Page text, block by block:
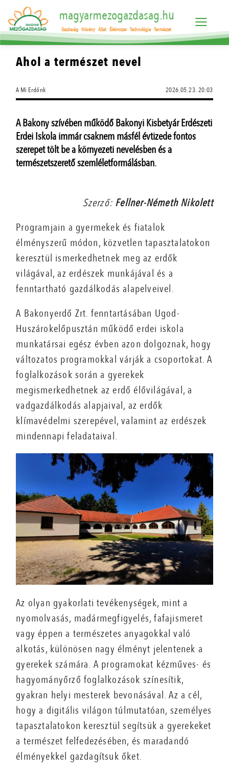
magyarmezogazdasag.hu
Gazdaság Növény Állat Élelmiszer Technológia Természet
Ahol a természet nevel
A Mi Erdőnk 2026.05.23. 20:03
A Bakony szívében működő Bakonyi Kisbetyár Erdészeti
Erdei Iskola immár csaknem másfél évtizede fontos
szerepet tölt be a környezeti nevelésben és a
természetszerető szemléletformálásban.
Szerző: Fellner-Németh Nikolett
Programjain a gyermekek és fiatalok
élményszerű módon, közvetlen tapasztalatokon
keresztül ismerkedhetnek meg az erdők
világával, az erdészek munkájával és a
fenntartható gazdálkodás alapelveivel.
A Bakonyerdő Zrt. fenntartásában Ugod-
Huszárokelőpusztán működő erdei iskola
munkatársai egész évben azon dolgoznak, hogy
változatos programokkal várják a csoportokat. A
foglalkozások során a gyerekek
megismerkedhetnek az erdő élővilágával, a
vadgazdálkodás alapjaival, az erdők
klímavédelmi szerepével, valamint az erdészek
mindennapi feladataival.
Az olyan gyakorlati tevékenységek, mint a
nyomolvasás, madármegfigyelés, fafajismeret
vagy éppen a természetes anyagokkal való
alkotás, különösen nagy élményt jelentenek a
gyerekek számára. A programokat kézműves- és
hagyományőrző foglalkozások színesítik,
gyakran helyi mesterek bevonásával. Az a cél,
hogy a digitális világon túlmutatóan, személyes
tapasztalatokon keresztül segítsük a gyerekeket
a természet felfedezésében, és maradandó
élményekkel gazdagítsuk őket.